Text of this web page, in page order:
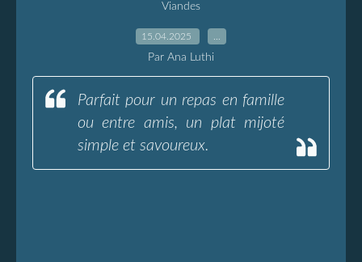
Viandes
15.04.2025
Par Ana Luthi
Parfait pour un repas en famille
ou entre amis, un plat mijoté
simple et savoureux.